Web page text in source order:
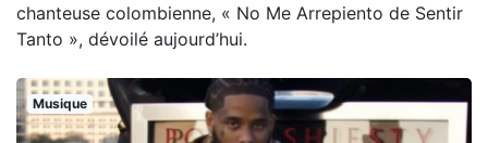
chanteuse colombienne, « No Me Arrepiento de Sentir
Tanto », dévoilé aujourd’hui.
Musique